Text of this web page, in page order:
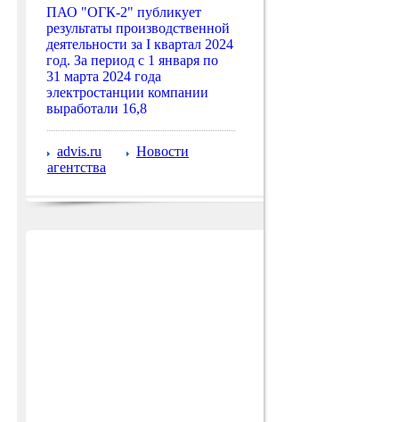
ПАО "ОГК-2" публикует
результаты производственной
деятельности за I квартал 2024
год. За период с 1 января по
31 марта 2024 года
электростанции компании
выработали 16,8
advis.ru
Новости
агентства